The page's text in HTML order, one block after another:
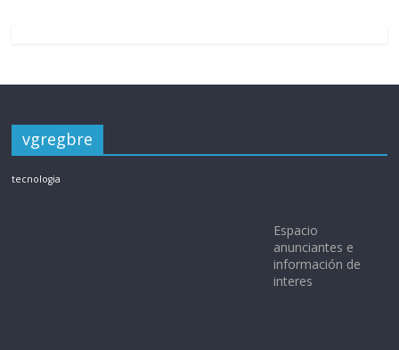
vgregbre
tecnologia
Espacio
anunciantes e
información de
interes